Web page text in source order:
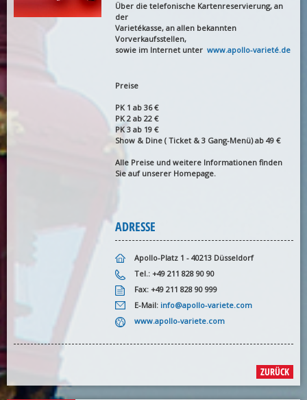
Über die telefonische Kartenreservierung, an
der
Varietékasse, an allen bekannten
Vorverkaufsstellen,
sowie im Internet unter www.apollo-varieté.de
Preise
PK 1 ab 36 €
PK 2 ab 22 €
PK 3 ab 19 €
Show & Dine ( Ticket & 3 Gang-Menü) ab 49 €
Alle Preise und weitere Informationen finden
Sie auf unserer Homepage.
ADRESSE
Apollo-Platz 1 - 40213 Düsseldorf
Tel.: +49 211 828 90 90
Fax: +49 211 828 90 999
E-Mail: info@apollo-variete.com
www.apollo-variete.com
ZURÜCK